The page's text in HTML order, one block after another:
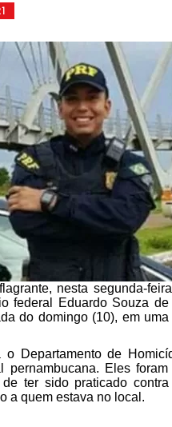
nesta segunda-
federal Eduardo Souza
do domingo (10), em
Departamento de
pernambucana. Eles
ter sido praticado
a quem estava no local.